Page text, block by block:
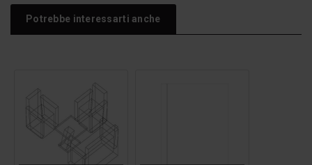
Potrebbe interessarti anche